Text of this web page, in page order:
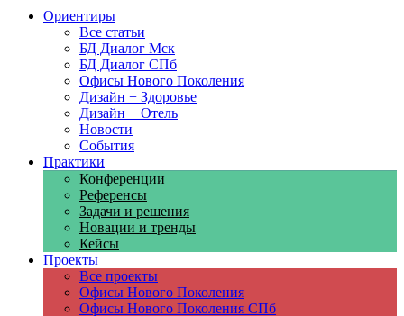
Ориентиры
Все статьи
БД Диалог Мск
БД Диалог СПб
Офисы Нового Поколения
Дизайн + Здоровье
Дизайн + Отель
Новости
События
Практики
Конференции
Референсы
Задачи и решения
Новации и тренды
Кейсы
Проекты
Все проекты
Офисы Нового Поколения
Офисы Нового Поколения СПб